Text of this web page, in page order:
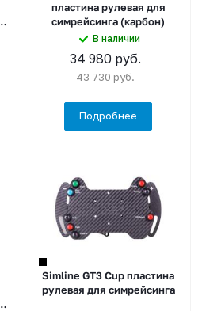
пластина рулевая для
симрейсинга (карбон)
В наличии
34 980 руб.
43 730руб.
Подробнее
Simline GT3 Cup пластина
рулевая для симрейсинга